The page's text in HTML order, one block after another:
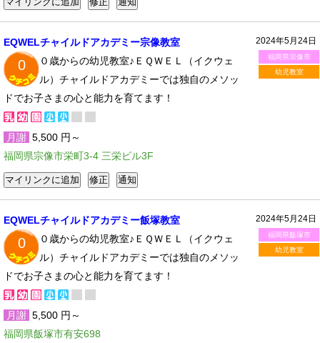
2024年5月24日
福岡県宗像市
幼児教室
EQWELチャイルドアカデミー宗像教室
0
０歳からの幼児教室♪ＥＱＷＥＬ（イクウェ
ル）チャイルドアカデミーでは独自のメソッ
ドでお子さまの心と能力を育てます！
月謝 5,500 円～
福岡県宗像市栄町3-4 三栄ビル3F
2024年5月24日
福岡県飯塚市
幼児教室
EQWELチャイルドアカデミー飯塚教室
0
０歳からの幼児教室♪ＥＱＷＥＬ（イクウェ
ル）チャイルドアカデミーでは独自のメソッ
ドでお子さまの心と能力を育てます！
月謝 5,500 円～
福岡県飯塚市有安698